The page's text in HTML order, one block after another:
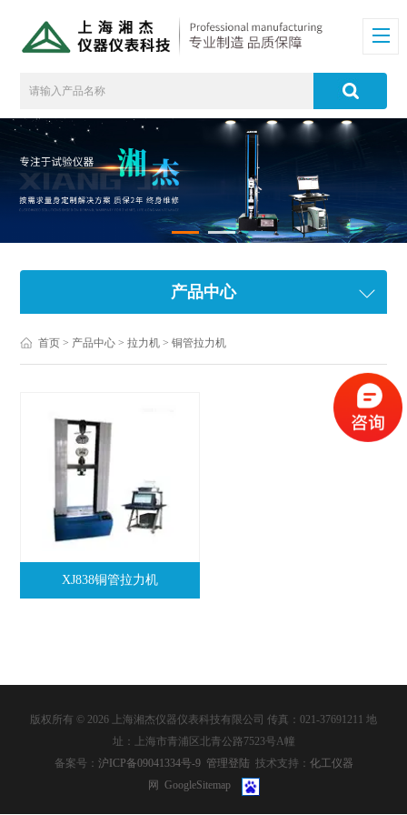
产品中心
首页 > 产品中心 >拉力机 >铜管拉力机
XJ838铜管拉力机
版权所有 © 2026 上海湘杰仪器仪表科技有限公司 传真：021-37691211 地
址：上海市青浦区北青公路7523号A幢
备案号： 沪ICP备09041334号-9 管理登陆 技术支持： 化工仪器
网 GoogleSitemap